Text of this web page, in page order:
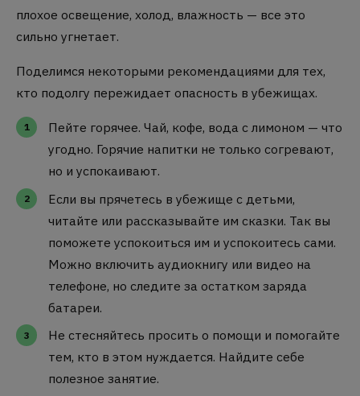
плохое освещение, холод, влажность — все это
сильно угнетает.
Поделимся некоторыми рекомендациями для тех,
кто подолгу пережидает опасность в убежищах.
Пейте горячее. Чай, кофе, вода с лимоном — что
угодно. Горячие напитки не только согревают,
но и успокаивают.
Если вы прячетесь в убежище с детьми,
читайте или рассказывайте им сказки. Так вы
поможете успокоиться им и успокоитесь сами.
Можно включить аудиокнигу или видео на
телефоне, но следите за остатком заряда
батареи.
Не стесняйтесь просить о помощи и помогайте
тем, кто в этом нуждается. Найдите себе
полезное занятие.